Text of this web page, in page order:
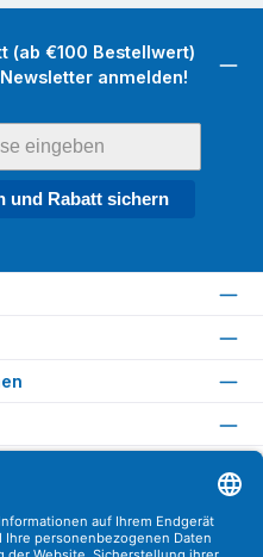
(ab €100 Bestellwert)
anmelden!
und Rabatt sichern